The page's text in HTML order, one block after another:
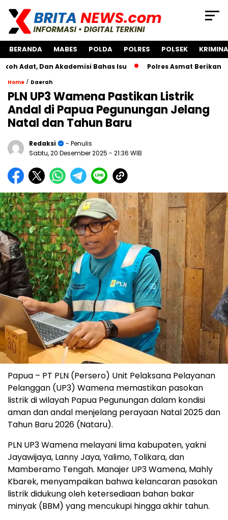
BERANDA MABES POLDA POLRES POLSEK
Akademisi Bahas Isu Polres Asmat Berikan Bantuan
Home / Daerah
PLN UP3 Wamena Pastikan Listrik
Andal di Papua Pegunungan Jelang
Natal dan Tahun Baru
Redaksi
- Penulis
Sabtu, 20 Desember 2025 - 21:36 WIB
Papua – PT PLN (Persero) Unit Pelaksana Pelayanan
Pelanggan (UP3) Wamena memastikan pasokan
listrik di wilayah Papua Pegunungan dalam kondisi
aman dan andal menjelang perayaan Natal 2025 dan
Tahun Baru 2026 (Nataru).
PLN UP3 Wamena melayani lima kabupaten, yakni
Jayawijaya, Lanny Jaya, Yalimo, Tolikara, dan
Mamberamo Tengah. Manajer UP3 Wamena, Mahly
Kbarek, menyampaikan bahwa kelancaran pasokan
listrik didukung oleh ketersediaan bahan bakar
minyak (BBM) yang mencukupi hingga akhir tahun.